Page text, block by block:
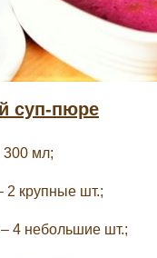
суп-пюре
300 мл;
2 крупные шт.;
4 небольшие шт.;